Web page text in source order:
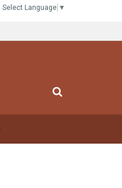
Select Language ▼